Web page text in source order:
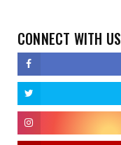
CONNECT WITH US